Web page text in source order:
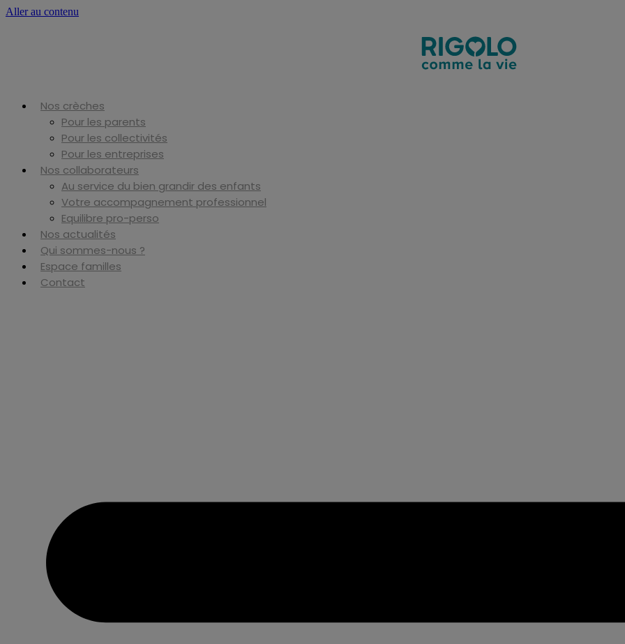
Aller au contenu
Nos crèches
Pour les parents
Pour les collectivités
Pour les entreprises
Nos collaborateurs
Au service du bien grandir des enfants
Votre accompagnement professionnel
Equilibre pro-perso
Nos actualités
Qui sommes-nous ?
Espace familles
Contact